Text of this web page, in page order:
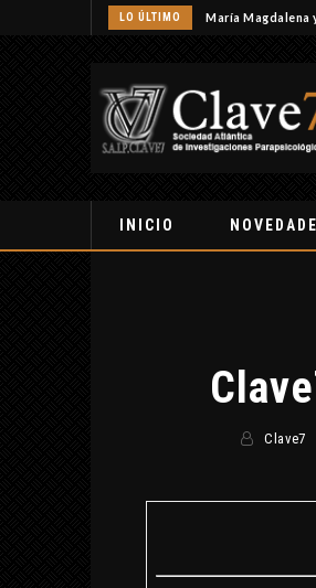
LO ÚLTIMO María Magdalena
INICIO
Clave7